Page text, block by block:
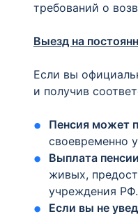
требований о
Выезд на
Если вы
и получив
​Пенсия может
своевременно
​Выплата
живых,
учреждения РФ.​
​Если вы не